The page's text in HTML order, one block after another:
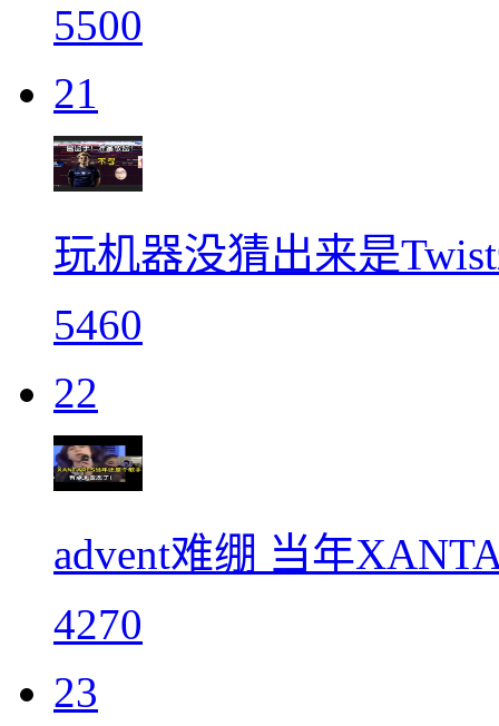
5500
21
玩机器没猜出来是
5460
22
advent难绷 当年
4270
23